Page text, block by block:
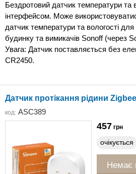
Бездротовий датчик температури та
інтерфейсом. Може
датчик температури та вологості
будинку та вимикачів Sonoff (через
Увага: Датчик поставляється без
CR2450.
Датчик протікання рідини
код: ASC389
457 грн
очікується
Немає